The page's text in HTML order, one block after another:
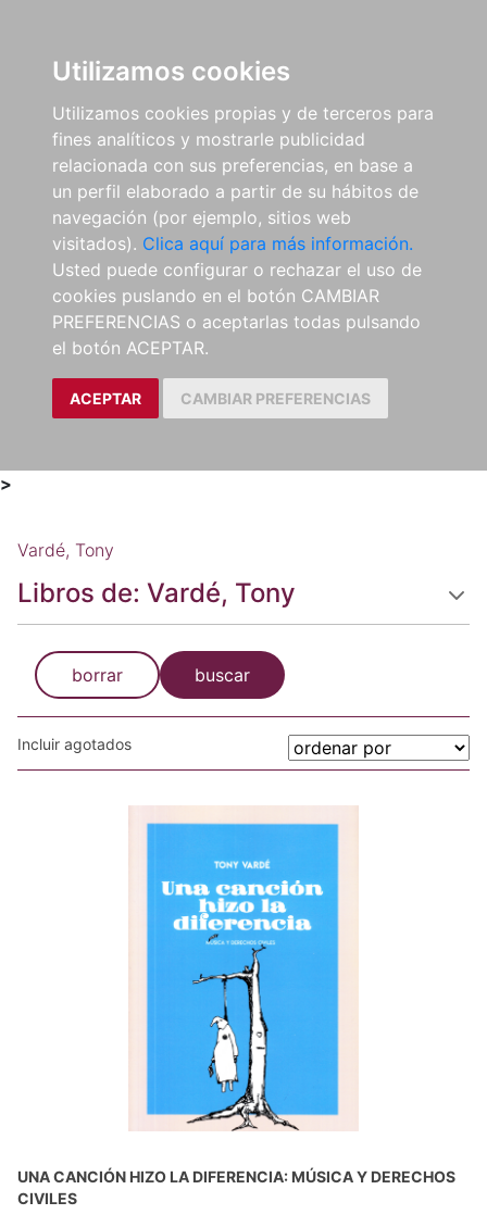
Utilizamos cookies
Utilizamos cookies propias y de terceros para
fines analíticos y mostrarle publicidad
relacionada con sus preferencias, en base a
un perfil elaborado a partir de su hábitos de
navegación (por ejemplo, sitios web
visitados). Clica aquí para más información.
Usted puede configurar o rechazar el uso de
cookies puslando en el botón CAMBIAR
PREFERENCIAS o aceptarlas todas pulsando
el botón ACEPTAR.
ACEPTAR CAMBIAR PREFERENCIAS
>
Vardé, Tony
Libros de: Vardé, Tony
borrar buscar
Incluir agotados
UNA CANCIÓN HIZO LA DIFERENCIA: MÚSICA Y DERECHOS
CIVILES